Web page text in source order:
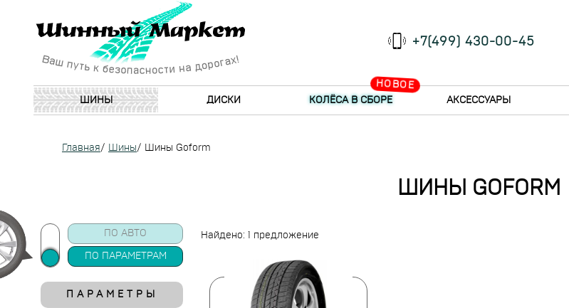
+7(499) 430-00-45
ШИНЫ ДИСКИ
НОВОЕ
КОЛЁСА В СБОРЕ АКСЕССУАРЫ
Главная/ Шины/ Шины Goform
ШИНЫ GOFORM
Найдено: 1 предложение
ПО АВТО
ПО ПАРАМЕТРАМ
ПАРАМЕТРЫ